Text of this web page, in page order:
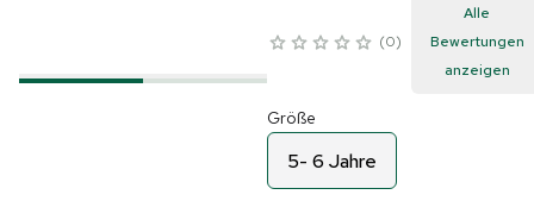
0
Alle
Bewertungen
anzeigen
Größe
5- 6 Jahre